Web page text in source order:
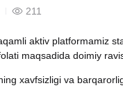
211
aktiv platformamiz
maqsadida doimiy
xavfsizligi va